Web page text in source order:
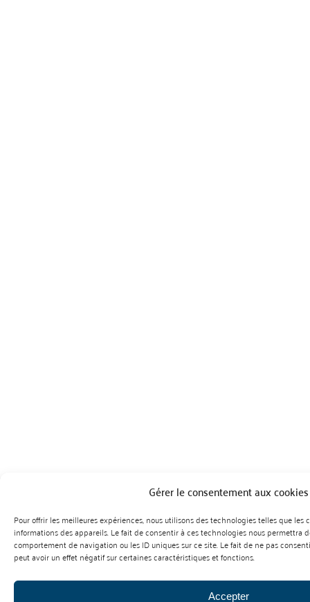
Gérer le consentement aux cookies
Pour offrir les meilleures expériences, nous utilisons des technologies telles que
informations des appareils. Le fait de consentir à ces technologies nous permettra
comportement de navigation ou les ID uniques sur ce site. Le fait de ne pas
peut avoir un effet négatif sur certaines caractéristiques et fonctions.
Accepter